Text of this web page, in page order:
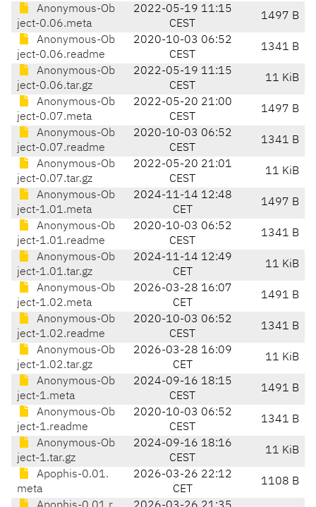
Anonymous-Ob
ject-0.06.meta
2022-05-19 11:15
CEST
1497 B
Anonymous-Ob
ject-0.06.readme
2020-10-03 06:52
CEST
1341 B
Anonymous-Ob
ject-0.06.tar.gz
2022-05-19 11:15
CEST
11 KiB
Anonymous-Ob
ject-0.07.meta
2022-05-20 21:00
CEST
1497 B
Anonymous-Ob
ject-0.07.readme
2020-10-03 06:52
CEST
1341 B
Anonymous-Ob
ject-0.07.tar.gz
2022-05-20 21:01
CEST
11 KiB
Anonymous-Ob
ject-1.01.meta
2024-11-14 12:48
CET
1497 B
Anonymous-Ob
ject-1.01.readme
2020-10-03 06:52
CEST
1341 B
Anonymous-Ob
ject-1.01.tar.gz
2024-11-14 12:49
CET
11 KiB
Anonymous-Ob
ject-1.02.meta
2026-03-28 16:07
CET
1491 B
Anonymous-Ob
ject-1.02.readme
2020-10-03 06:52
CEST
1341 B
Anonymous-Ob
ject-1.02.tar.gz
2026-03-28 16:09
CET
11 KiB
Anonymous-Ob
ject-1.meta
2024-09-16 18:15
CEST
1491 B
Anonymous-Ob
ject-1.readme
2020-10-03 06:52
CEST
1341 B
Anonymous-Ob
ject-1.tar.gz
2024-09-16 18:16
CEST
11 KiB
Apophis-0.01.
meta
2026-03-26 22:12
CET
1108 B